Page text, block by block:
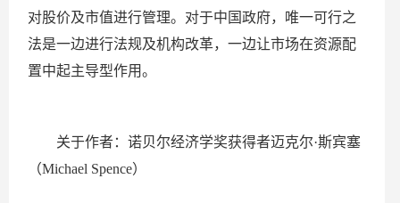
对股价及市值进行管理。对于中国政府，唯一可行之
法是一边进行法规及机构改革，一边让市场在资源配
置中起主导型作用。
关于作者：诺贝尔经济学奖获得者迈克尔·斯宾塞
（Michael Spence）